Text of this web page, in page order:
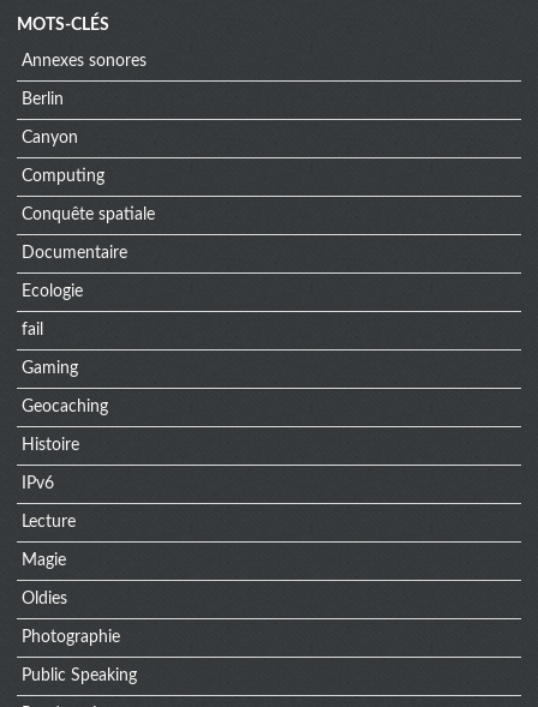
MOTS-CLÉS
Annexes sonores
Berlin
Canyon
Computing
Conquête spatiale
Documentaire
Ecologie
fail
Gaming
Geocaching
Histoire
IPv6
Lecture
Magie
Oldies
Photographie
Public Speaking